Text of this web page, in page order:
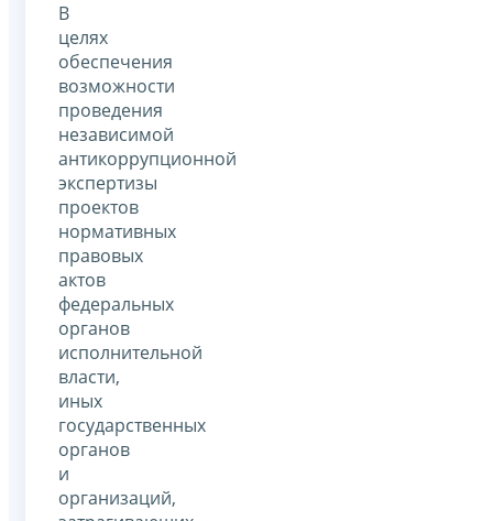
В
целях
обеспечения
возможности
проведения
независимой
антикоррупционной
экспертизы
проектов
нормативных
правовых
актов
федеральных
органов
исполнительной
власти,
иных
государственных
органов
и
организаций,